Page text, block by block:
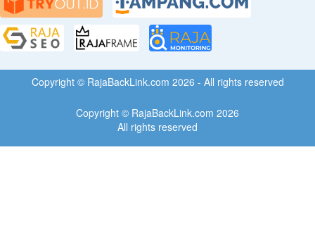
Copyright © RajaBackLink.com 2026 - All rights reserved
Copyright © RajaBackLink.com 2026
All rights reserved